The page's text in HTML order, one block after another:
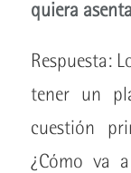
quiera
Respuesta:
tener un
cuestión
¿Cómo va